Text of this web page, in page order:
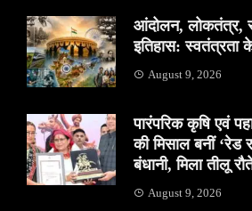
आंदोलन, लोकतंत्र,
इतिहास: स्वतंत्रता
August 9, 2026
पारंपरिक कृषि एवं
की मिसाल बनीं ‘रेड
बंधानी, मिला तीलू
August 9, 2026